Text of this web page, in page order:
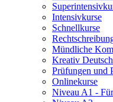
Intensivkurse
Schnellkurse
Mündliche
Kreativ
Prüfungen und
Onlinekurse
Niveau A1 -